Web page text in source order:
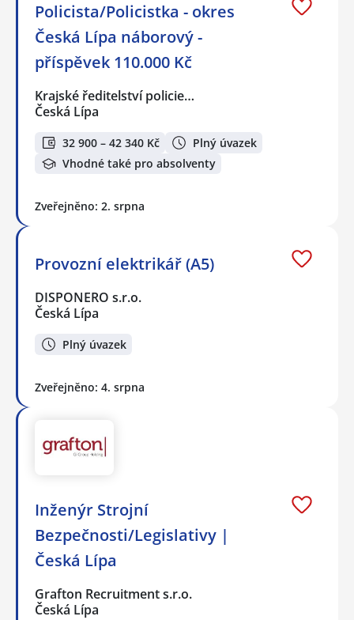
Policista/Policistka - okres
Česká Lípa náborový -
příspěvek 110.000 Kč
Krajské ředitelství policie…
Česká Lípa
32 900 – 42 340 Kč
Plný úvazek
Vhodné také pro absolventy
Zveřejněno: 2. srpna
Provozní elektrikář (A5)
DISPONERO s.r.o.
Česká Lípa
Plný úvazek
Zveřejněno: 4. srpna
Inženýr Strojní
Bezpečnosti/Legislativy |
Česká Lípa
Grafton Recruitment s.r.o.
Česká Lípa